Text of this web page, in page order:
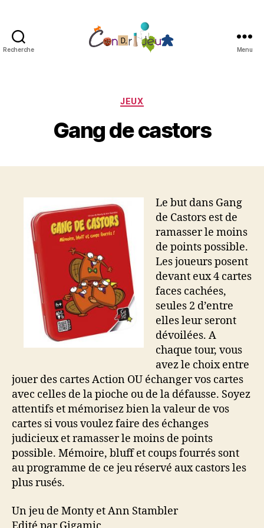
Recherche Menu
Catégories
JEUX
Gang de castors
Le but dans Gang
de Castors est de
ramasser le moins
de points possible.
Les joueurs posent
devant eux 4 cartes
faces cachées,
seules 2 d’entre
elles leur seront
dévoilées. A
chaque tour, vous
avez le choix entre
jouer des cartes Action OU échanger vos cartes
avec celles de la pioche ou de la défausse. Soyez
attentifs et mémorisez bien la valeur de vos
cartes si vous voulez faire des échanges
judicieux et ramasser le moins de points
possible. Mémoire, bluff et coups fourrés sont
au programme de ce jeu réservé aux castors les
plus rusés.
Un jeu de Monty et Ann Stambler